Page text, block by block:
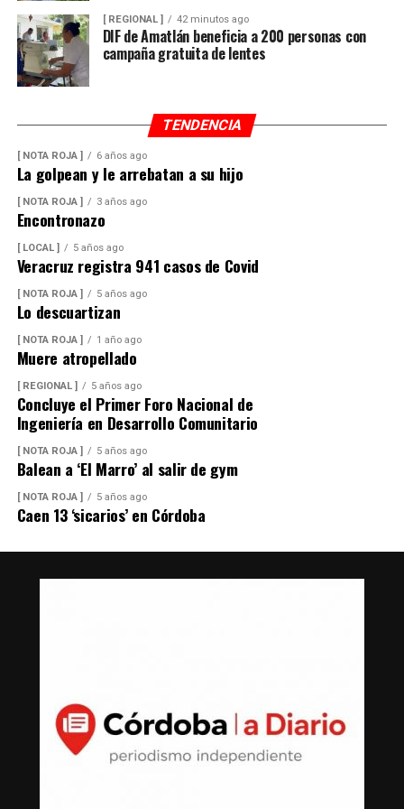
[ REGIONAL ] 42 minutos ago
DIF de Amatlán beneficia a 200 personas con
campaña gratuita de lentes
TENDENCIA
[ NOTA ROJA ] 6 años ago
La golpean y le arrebatan a su hijo
[ NOTA ROJA ] 3 años ago
Encontronazo
[ LOCAL ] 5 años ago
Veracruz registra 941 casos de Covid
[ NOTA ROJA ] 5 años ago
Lo descuartizan
[ NOTA ROJA ] 1 año ago
Muere atropellado
[ REGIONAL ] 5 años ago
Concluye el Primer Foro Nacional de
Ingeniería en Desarrollo Comunitario
[ NOTA ROJA ] 5 años ago
Balean a ‘El Marro’ al salir de gym
[ NOTA ROJA ] 5 años ago
Caen 13 ‘sicarios’ en Córdoba